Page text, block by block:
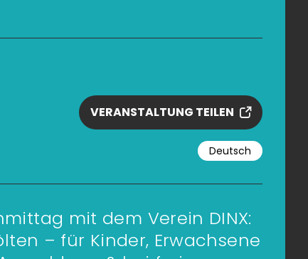
VERANSTALTUNG TEILEN
Deutsch
mit dem Verein DINX:
– für Kinder, Erwachsene